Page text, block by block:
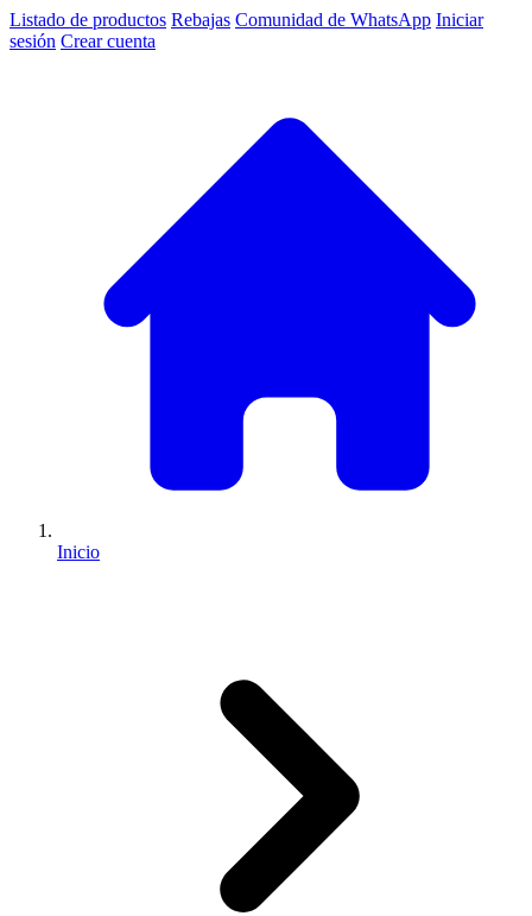
Listado de productos Rebajas Comunidad de WhatsApp Iniciar
sesión Crear cuenta
Inicio